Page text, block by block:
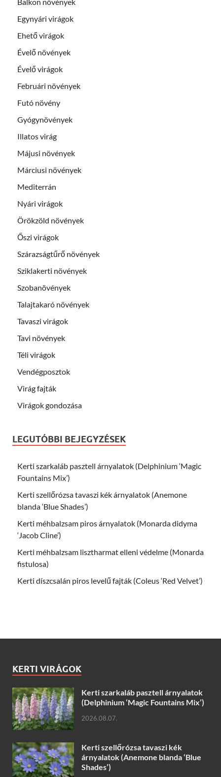
Egynyári virágok
Ehető virágok
Évelő növények
Évelő virágok
Februári növények
Futó növény
Gyógynövények
Illatos virág
Májusi növények
Márciusi növények
Mediterrán
Nyári virágok
Örökzöld növények
Őszi virágok
Szárazságtűrő növények
Sziklakerti növények
Szobanövények
Talajtakaró növények
Tavaszi virágok
Tavi növények
Téli virágok
Vendégposztok
Virág fajták
Virágok gondozása
LEGUTÓBBI BEJEGYZÉSEK
Kerti szarkaláb pasztell árnyalatok (Delphinium ‘Magic
Fountains Mix’)
Kerti szellőrózsa tavaszi kék árnyalatok (Anemone
blanda ‘Blue Shades’)
Kerti méhbalzsam piros árnyalatok (Monarda didyma
‘Jacob Cline’)
Kerti méhbalzsam lisztharmat elleni védelme (Monarda
fistulosa)
Kerti díszcsalán piros levelű fajták (Coleus ‘Red Velvet’)
KERTI VIRÁGOK
Kerti szarkaláb pasztell árnyalatok
(Delphinium ‘Magic Fountains Mix’)
2026.08.07.
Kerti szellőrózsa tavaszi kék
árnyalatok (Anemone blanda ‘Blue
Shades’)